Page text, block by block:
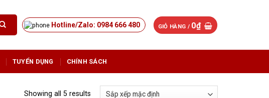
Hotline/Zalo: 0984 666 480 GIỎ HÀNG / 0₫
TUYỂN DỤNG CHÍNH SÁCH
Showing all 5 results